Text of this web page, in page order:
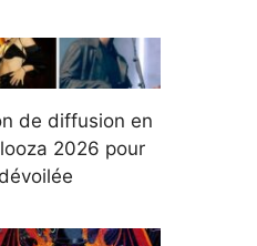
de diffusion en
2026 pour